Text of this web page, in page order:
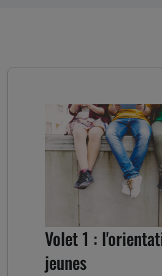
S'orienter, se
Volet 1 :
jeunes